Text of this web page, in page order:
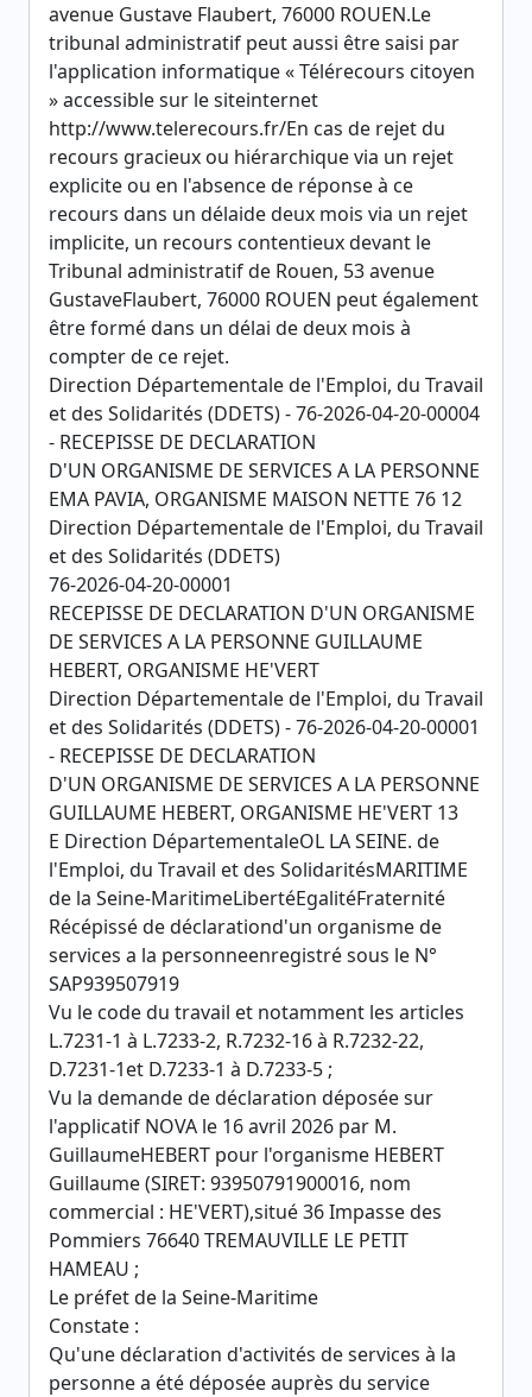
avenue Gustave Flaubert, 76000 ROUEN.Le
tribunal administratif peut aussi être saisi par
l'application informatique « Télérecours citoyen
» accessible sur le siteinternet
http://www.telerecours.fr/En cas de rejet du
recours gracieux ou hiérarchique via un rejet
explicite ou en l'absence de réponse à ce
recours dans un délaide deux mois via un rejet
implicite, un recours contentieux devant le
Tribunal administratif de Rouen, 53 avenue
GustaveFlaubert, 76000 ROUEN peut également
être formé dans un délai de deux mois à
compter de ce rejet.
Direction Départementale de l'Emploi, du Travail
et des Solidarités (DDETS) - 76-2026-04-20-00004
- RECEPISSE DE DECLARATION
D'UN ORGANISME DE SERVICES A LA PERSONNE
EMA PAVIA, ORGANISME MAISON NETTE 76 12
Direction Départementale de l'Emploi, du Travail
et des Solidarités (DDETS)
76-2026-04-20-00001
RECEPISSE DE DECLARATION D'UN ORGANISME
DE SERVICES A LA PERSONNE GUILLAUME
HEBERT, ORGANISME HE'VERT
Direction Départementale de l'Emploi, du Travail
et des Solidarités (DDETS) - 76-2026-04-20-00001
- RECEPISSE DE DECLARATION
D'UN ORGANISME DE SERVICES A LA PERSONNE
GUILLAUME HEBERT, ORGANISME HE'VERT 13
E Direction DépartementaleOL LA SEINE. de
l'Emploi, du Travail et des SolidaritésMARITIME
de la Seine-MaritimeLibertéEgalitéFraternité
Récépissé de déclarationd'un organisme de
services a la personneenregistré sous le N°
SAP939507919
Vu le code du travail et notamment les articles
L.7231-1 à L.7233-2, R.7232-16 à R.7232-22,
D.7231-1et D.7233-1 à D.7233-5 ;
Vu la demande de déclaration déposée sur
l'applicatif NOVA le 16 avril 2026 par M.
GuillaumeHEBERT pour l'organisme HEBERT
Guillaume (SIRET: 93950791900016, nom
commercial : HE'VERT),situé 36 Impasse des
Pommiers 76640 TREMAUVILLE LE PETIT
HAMEAU ;
Le préfet de la Seine-Maritime
Constate :
Qu'une déclaration d'activités de services à la
personne a été déposée auprès du service